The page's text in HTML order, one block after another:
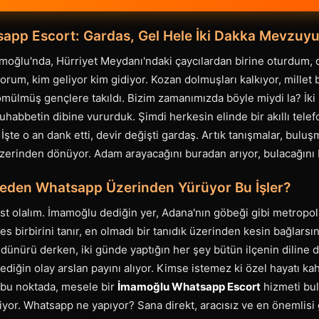
Escort: Gardas, Gel Hele İki Dakka
Hürriyet Meydanı'ndaki çaycılardan birine oturdum,
kim geliyor kim gidiyor. Kozan dolmuşları kalkıyor, millet
gençlere takıldı. Bizim zamanımızda böyle miydi la? İki
dibine vururduk. Şimdi herkesin elinde bir akıllı
İşte o an dank etti, devir değişti gardaş. Artık tanışmalar,
dönüyor. Adam arayacağını buradan arıyor,
Whatsapp Üzerinden Yürüyor Bu İşler?
olalım. İmamoğlu dediğin yer, Adana'nın göbeği gibi
birbirini tanır, en olmadı bir tanıdık üzerinden kesin
derken, iki günde yaptığın her şey bütün ilçenin diline
olay arslan payını alıyor. Kimse istemez ki özel hayatı
noktada, mesele bir İmamoğlu Whatsapp Escort hizmeti
Whatsapp ne yapıyor? Sana direkt, aracısız ve en